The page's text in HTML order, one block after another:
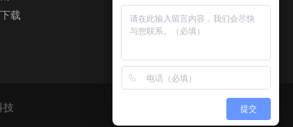
载
技 提交